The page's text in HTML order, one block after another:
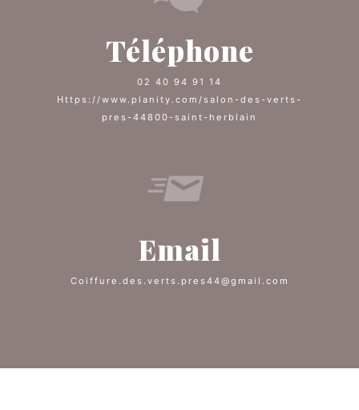
Téléphone
02 40 94 91 14
https://www.planity.com/salon-des-verts-
pres-44800-saint-herblain
Email
coiffure.des.verts.pres44@gmail.com